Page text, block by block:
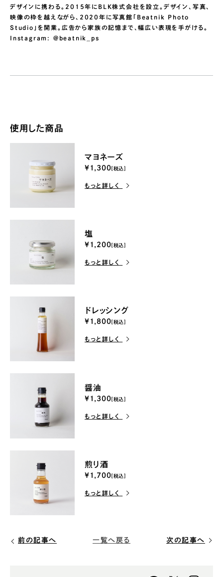
デザインに携わる。2015年にBLK株式会社を設立。デザイン、写真、
映像の枠を越えながら、2020年に写真館「Beatnik Photo
Studio」を開業。広告から家族の記憶まで、幅広い表現を手がける。
Instagram: @beatnik_ps
使用した商品
マヨネーズ
¥1,300 [税込]
もっと詳しく
塩
¥1,200 [税込]
もっと詳しく
ドレッシング
¥1,800 [税込]
もっと詳しく
醤油
¥1,300 [税込]
もっと詳しく
煎り酒
¥1,700 [税込]
もっと詳しく
前の記事へ 一覧へ戻る 次の記事へ